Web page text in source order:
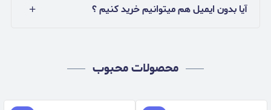
آیا بدون ایمیل هم میتوانیم خرید کنیم ؟
محصولات محبوب